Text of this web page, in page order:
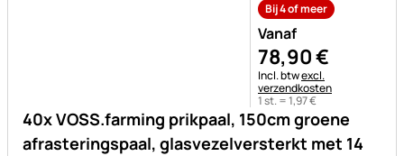
40x VOSS.farming prikpaal, 150cm groene
afrasteringspaal, glasvezelversterkt met 14
Bij 4 of meer
Vanaf
78,90€
Belastinginformatie:
Incl. btwexcl.
verzendkosten
1 st. =1,97€